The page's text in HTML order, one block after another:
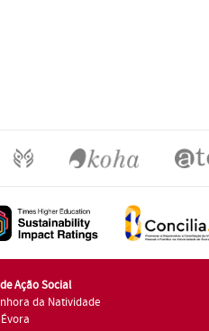
Ação Social
da Natividade